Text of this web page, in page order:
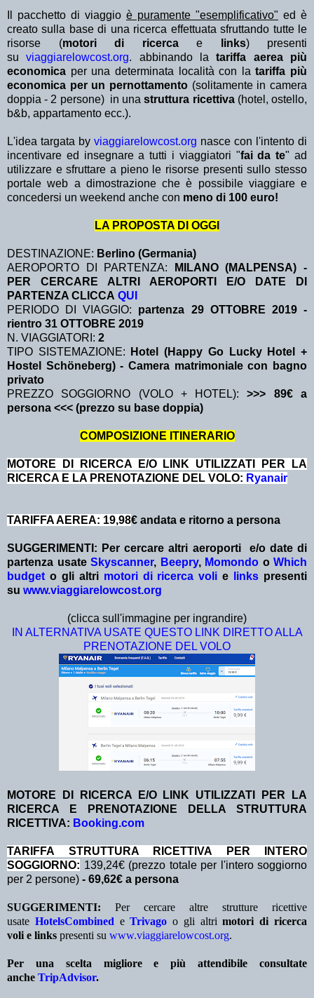
Il pacchetto di viaggio è puramente "esemplificativo" ed è
creato sulla base di una ricerca effettuata sfruttando tutte le
risorse (motori di ricerca e links) presenti
suviaggiarelowcost.org. abbinando la tariffa aerea più
economica per una determinata località con latariffa più
economica per un pernottamento (solitamente in camera
doppia - 2 persone) in unastruttura ricettiva(hotel, ostello,
b&b, appartamento ecc.).
L'idea targata by viaggiarelowcost.org nasce con l'intento di
incentivare ed insegnare a tutti i viaggiatori "fai da te" ad
utilizzare e sfruttare a pieno le risorse presenti sullo stesso
portale web a dimostrazione che è possibile viaggiare e
concedersi un weekend anche con meno di 100 euro!
LA PROPOSTA DI OGGI
DESTINAZIONE: Berlino (Germania)
AEROPORTO DI PARTENZA:
MILANO (MALPENSA) -
PER CERCARE ALTRI AEROPORTI E/O DATE DI
PARTENZA CLICCA QUI
PERIODO DI VIAGGIO: partenza 29 OTTOBRE 2019-
rientro 31 OTTOBRE 2019
N. VIAGGIATORI: 2
TIPO SISTEMAZIONE:
Hotel (Happy Go Lucky Hotel +
Hostel Schöneberg) - Camera matrimoniale con bagno
privato
PREZZO SOGGIORNO (VOLO + HOTEL):>>> 89€ a
persona <<< (prezzo su base doppia)
COMPOSIZIONE ITINERARIO
MOTORE DI RICERCA E/O LINK UTILIZZATI PER LA
RICERCA E LA PRENOTAZIONE DEL VOLO: Ryanair
TARIFFA AEREA: 19,98€ andata e ritorno a persona
SUGGERIMENTI: Per cercare altri aeroporti e/o date di
partenza usate Skyscanner, Beepry, Momondo o Which
budget o gli altri motori di ricerca voli e links presenti
su www.viaggiarelowcost.org
(clicca sull'immagine per ingrandire)
IN ALTERNATIVA USATE QUESTO LINK DIRETTO ALLA
PRENOTAZIONE DEL VOLO
MOTORE DI RICERCA E/O LINK UTILIZZATI PER LA
RICERCA E PRENOTAZIONE DELLA STRUTTURA
RICETTIVA: Booking.com
TA RIFFA STRUTTURA RICETTIVA PER INTERO
SOGGIORNO: 139,24€ (prezzo totale per l'intero soggiorno
per 2 persone) - 69,62€ a persona
SUGGERIMENTI: Per cercare altre strutture ricettive
usate HotelsCombined eTrivago o gli altrimotori di ricerca
voli e links presenti su www.viaggiarelowcost.org.
Per una scelta migliore e più attendibile consultate
anche TripAdvisor.